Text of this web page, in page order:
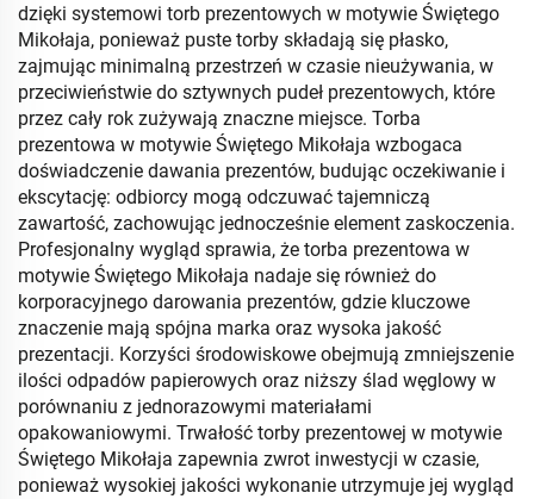
dzięki systemowi torb prezentowych w motywie Świętego
Mikołaja, ponieważ puste torby składają się płasko,
zajmując minimalną przestrzeń w czasie nieużywania, w
przeciwieństwie do sztywnych pudeł prezentowych, które
przez cały rok zużywają znaczne miejsce. Torba
prezentowa w motywie Świętego Mikołaja wzbogaca
doświadczenie dawania prezentów, budując oczekiwanie i
ekscytację: odbiorcy mogą odczuwać tajemniczą
zawartość, zachowując jednocześnie element zaskoczenia.
Profesjonalny wygląd sprawia, że torba prezentowa w
motywie Świętego Mikołaja nadaje się również do
korporacyjnego darowania prezentów, gdzie kluczowe
znaczenie mają spójna marka oraz wysoka jakość
prezentacji. Korzyści środowiskowe obejmują zmniejszenie
ilości odpadów papierowych oraz niższy ślad węglowy w
porównaniu z jednorazowymi materiałami
opakowaniowymi. Trwałość torby prezentowej w motywie
Świętego Mikołaja zapewnia zwrot inwestycji w czasie,
ponieważ wysokiej jakości wykonanie utrzymuje jej wygląd